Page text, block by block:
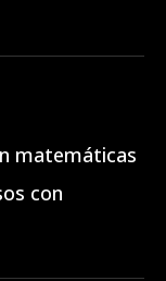
matemáticas
con